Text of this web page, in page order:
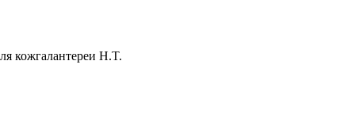
кожгалантереи H.T.